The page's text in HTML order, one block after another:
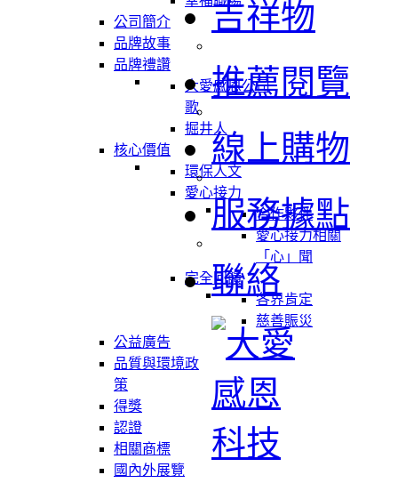
公司簡介
品牌故事
品牌禮讚
大愛感恩公司
歌
掘井人
核心價值
環保人文
愛心接力
合作夥伴
愛心接力相關
「心」聞
完全回饋
各界肯定
慈善賑災
公益廣告
品質與環境政
策
得獎
認證
相關商標
國內外展覽
吉祥物
推薦閱覽
線上購物
服務據點
聯絡